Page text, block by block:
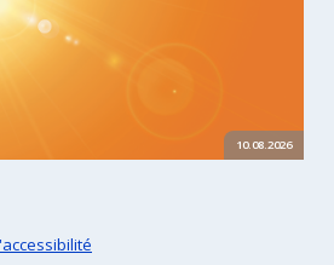
10.08.2026